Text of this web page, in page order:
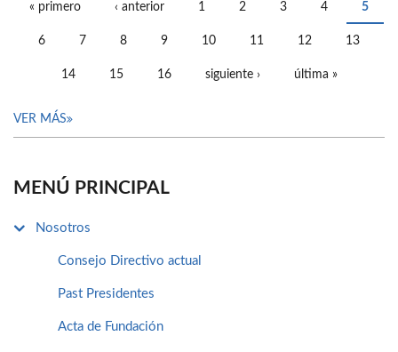
« primero ‹ anterior 1 2 3 4 5
6 7 8 9 10 11 12 13
14 15 16 siguiente › última »
VER MÁS
MENÚ PRINCIPAL
Nosotros
Consejo Directivo actual
Past Presidentes
Acta de Fundación